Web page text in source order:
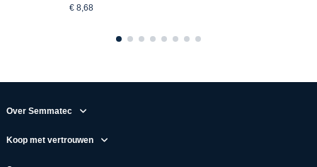
€ 8,68
Over Semmatec
Koop met vertrouwen